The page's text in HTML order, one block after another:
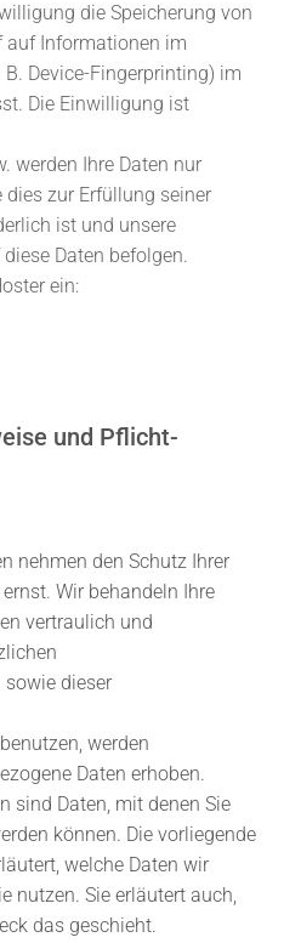
die Speicherung von
auf Informationen im
Device-Fingerprinting) im
Die Einwilligung ist
werden Ihre Daten nur
zur Erfüllung seiner
ist und unsere
Daten befolgen.
ein:
und Pflicht­
nehmen den Schutz Ihrer
Wir behandeln Ihre
vertraulich und
dieser
werden
Daten erhoben.
sind Daten, mit denen Sie
können. Die vorliegende
welche Daten wir
nutzen. Sie erläutert auch,
das geschieht.